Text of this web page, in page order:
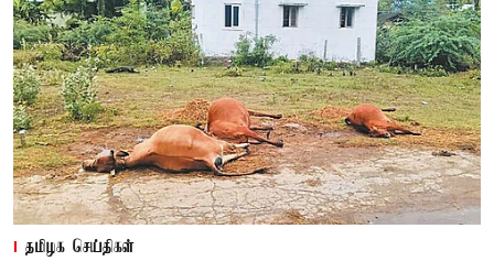
தமிழக செய்திகள்